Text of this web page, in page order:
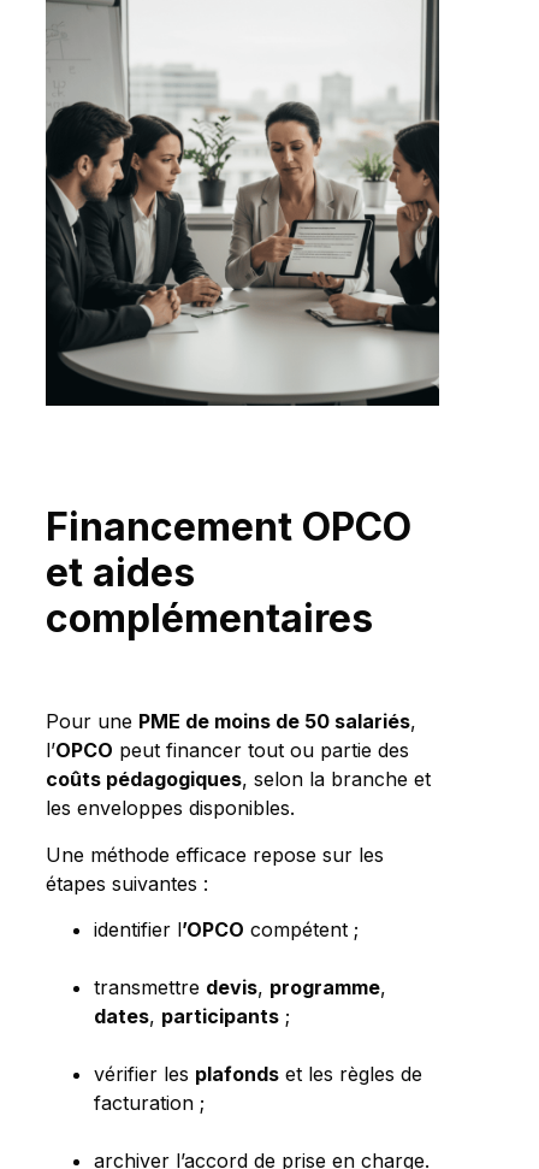
Financement OPCO
et aides
complémentaires
Pour une PME de moins de 50 salariés,
l’OPCO peut financer tout ou partie des
coûts pédagogiques, selon la branche et
les enveloppes disponibles.
Une méthode efficace repose sur les
étapes suivantes :
identifier l’OPCO compétent ;
transmettre devis, programme,
dates, participants ;
vérifier les plafonds et les règles de
facturation ;
archiver l’accord de prise en charge.